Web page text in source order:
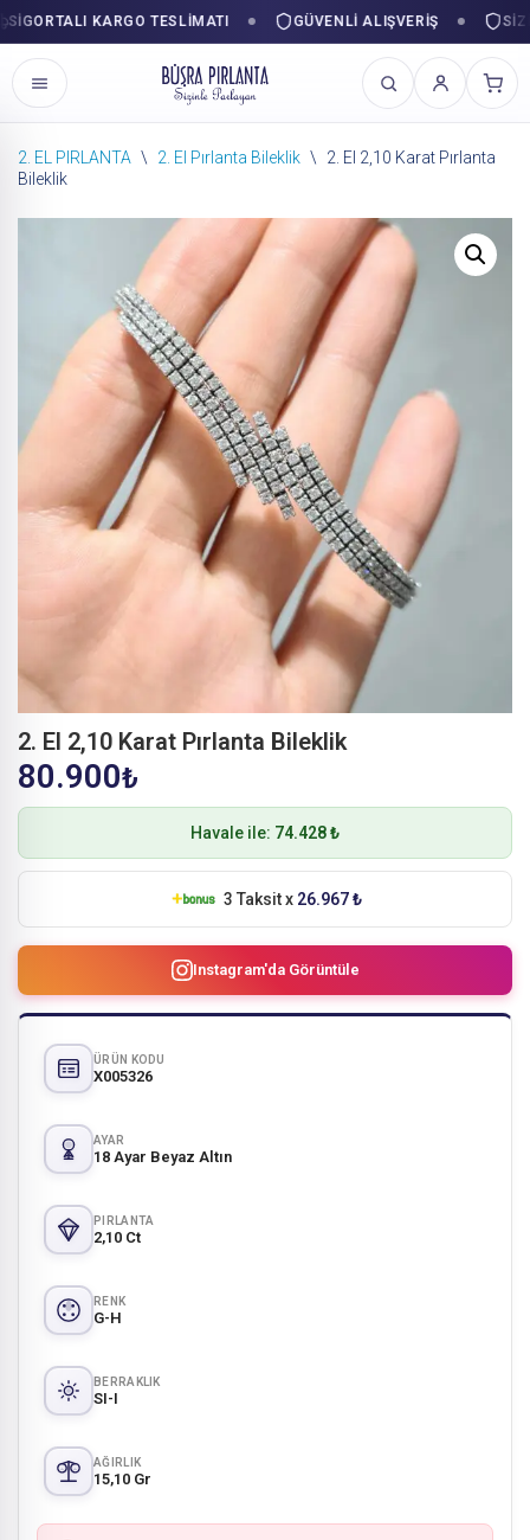
KARGO TESLIMATI GÜVENLI ALIŞVERIŞ
İçeriğe
2. EL PIRLANTA \ 2. El Pırlanta Bileklik \
2. El 2,10 Karat Pırlanta
Bileklik
2. El 2,10 Karat Pırlanta Bileklik
80.900₺
Havale ile: 74.428 ₺
3 Taksit x 26.967 ₺
Instagram'da Görüntüle
ÜRÜN KODU
X005326
AYAR
18 Ayar Beyaz Altın
PIRLANTA
2,10 Ct
RENK
G-H
BERRAKLIK
SI-I
AĞIRLIK
15,10 Gr